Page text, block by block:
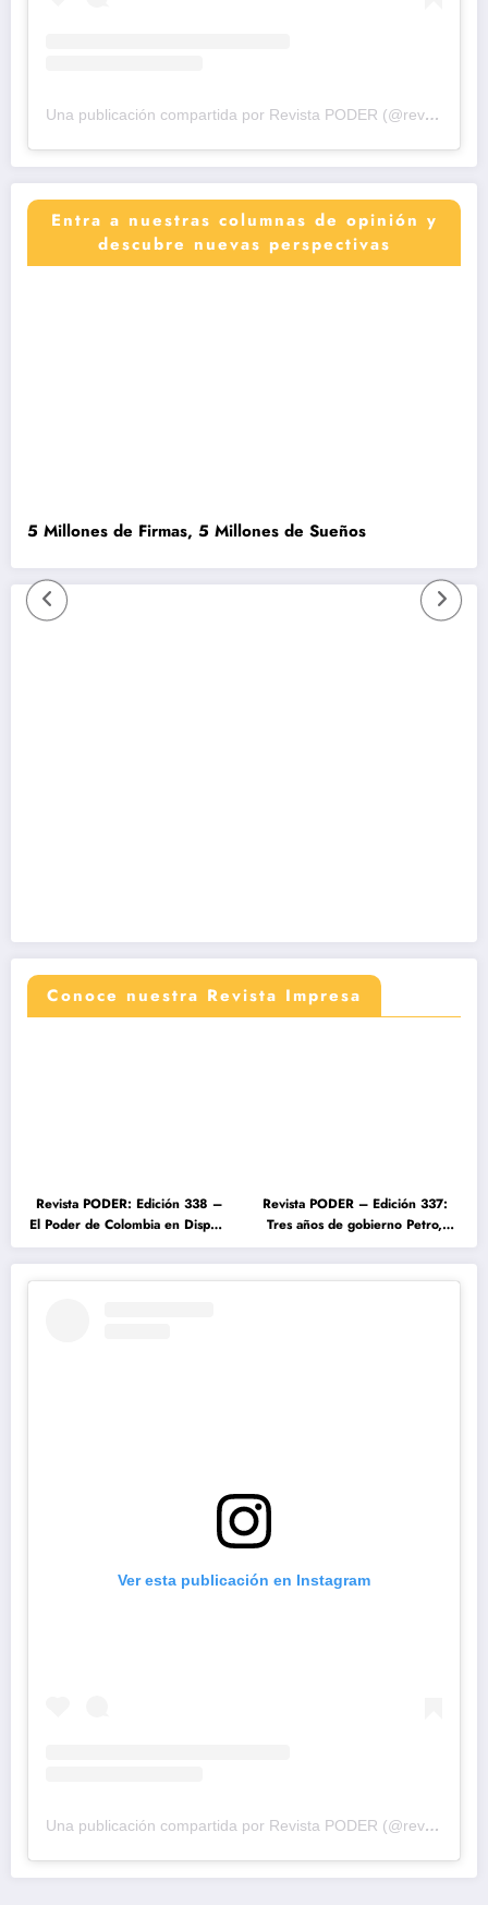
Una publicación compartida por Revista PODER (@revistapodercol)
Entra a nuestras columnas de opinión y
descubre nuevas perspectivas
5 Millones de Firmas, 5 Millones de Sueños
Conoce nuestra Revista Impresa
Revista PODER: Edición 338 –
El Poder de Colombia en Disputa
2026
Revista PODER – Edición 337:
Tres años de gobierno Petro,
entre el cambio prometido y el
desencanto ciudadano
Ver esta publicación en Instagram
Una publicación compartida por Revista PODER (@revistapodercol)